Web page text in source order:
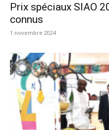
Prix spéciaux SIAO
connus
1 novembre 2024